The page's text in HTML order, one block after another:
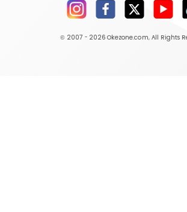
© 2007 - 2026 Okezone.com, All Rights